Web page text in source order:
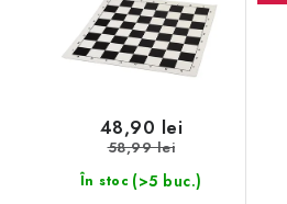
În stoc (>5 buc.)
48,90 lei
58,99 lei